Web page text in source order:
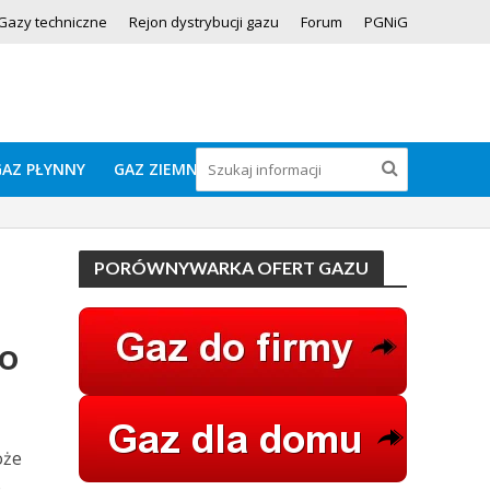
techniczne Rejon dystrybucji gazu Forum PGNiG
PŁYNNY GAZ ZIEMNY
PORÓWNYWARKA OFERT GAZU